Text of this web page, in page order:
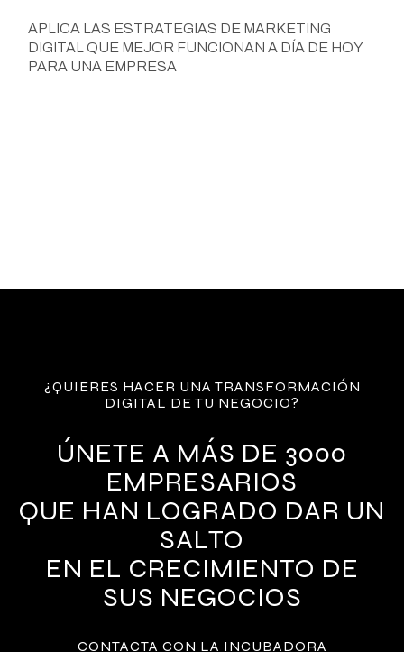
APLICA LAS ESTRATEGIAS DE MARKETING
DIGITAL QUE MEJOR FUNCIONAN A DÍA DE HOY
PARA UNA EMPRESA
¿QUIERES HACER UNA TRANSFORMACIÓN
DIGITAL DE TU NEGOCIO?
ÚNETE A MÁS DE 3000
EMPRESARIOS
QUE HAN LOGRADO DAR UN
SALTO
EN EL CRECIMIENTO DE
SUS NEGOCIOS
CONTACTA CON LA INCUBADORA